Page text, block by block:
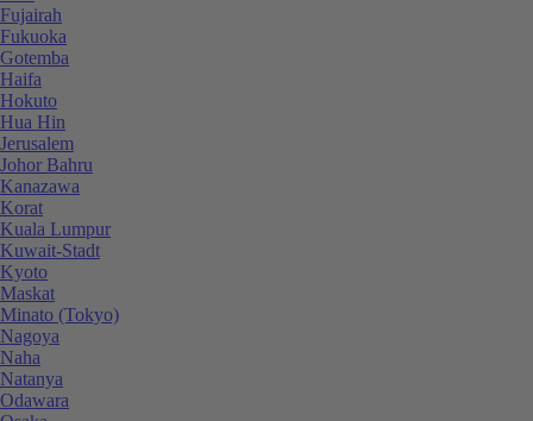
Fujairah
Fukuoka
Gotemba
Haifa
Hokuto
Hua Hin
Jerusalem
Johor Bahru
Kanazawa
Korat
Kuala Lumpur
Kuwait-Stadt
Kyoto
Maskat
Minato (Tokyo)
Nagoya
Naha
Natanya
Odawara